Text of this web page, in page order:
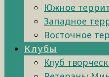
Южное
Западное
Восточное
Клубы
Клуб